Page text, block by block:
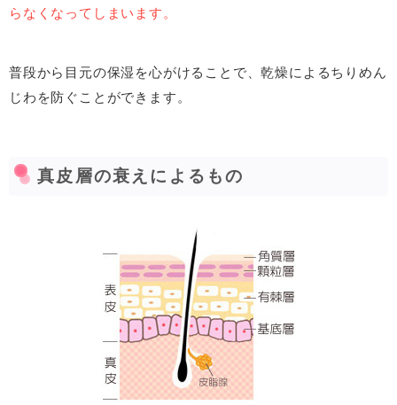
らなくなってしまいます。
普段から目元の保湿を心がけることで、乾燥によるちりめん
じわを防ぐことができます。
真皮層の衰えによるもの